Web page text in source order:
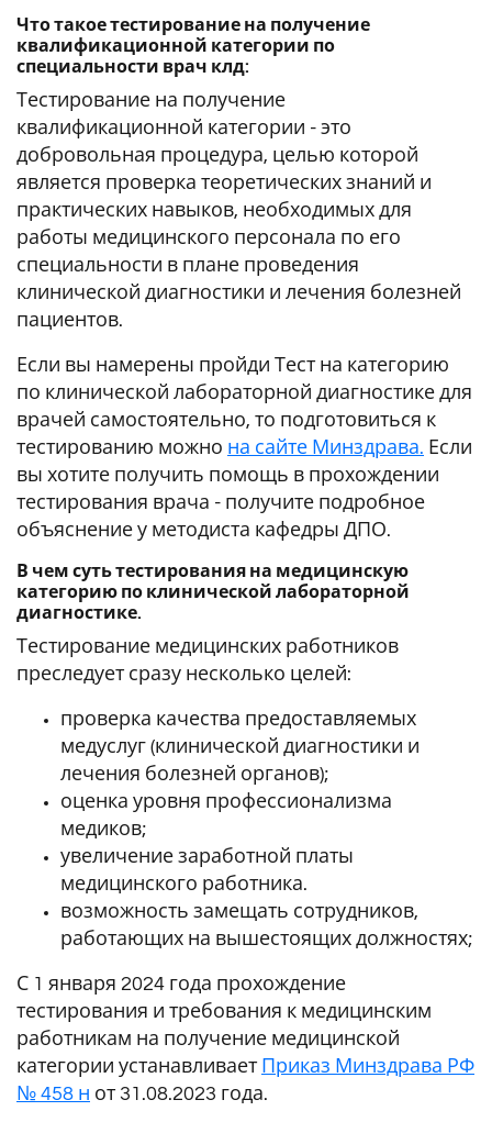
Что такое тестирование на получение
квалификационной категории по
специальности врач клд:
Тестирование на получение
квалификационной категории - это
добровольная процедура, целью которой
является проверка теоретических знаний и
практических навыков, необходимых для
работы медицинского персонала по его
специальности в плане проведения
клинической диагностики и лечения болезней
пациентов.
Если вы намерены пройди Тест на категорию
по клинической лабораторной диагностике для
врачей самостоятельно, то подготовиться к
тестированию можно на сайте Минздрава. Если
вы хотите получить помощь в прохождении
тестирования врача - получите подробное
объяснение у методиста кафедры ДПО.
В чем суть тестирования на медицинскую
категорию по клинической лабораторной
диагностике.
Тестирование медицинских работников
преследует сразу несколько целей:
проверка качества предоставляемых
медуслуг (клинической диагностики и
лечения болезней органов);
оценка уровня профессионализма
медиков;
увеличение заработной платы
медицинского работника.
возможность замещать сотрудников,
работающих на вышестоящих должностях;
С 1 января 2024 года прохождение
тестирования и требования к медицинским
работникам на получение медицинской
категории устанавливает Приказ Минздрава РФ
№ 458 н от 31.08.2023 года.